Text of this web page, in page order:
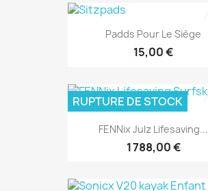
Padds Pour Le Siège
15,00 €
FENNix Julz Lifesaving...
1 788,00 €
RUPTURE DE STOCK